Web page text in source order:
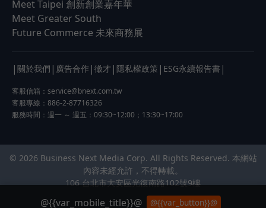
Meet Taipei 創新創業嘉年華
Meet Greater South
Future Commerce 未來商務展
| 關於我們 | 廣告合作 | 徵才 | 隱私權政策 | ESG永續報告書 |
客服信箱： service@bnext.com.tw
客服專線：886-2-87716326
服務時間：週一 ～ 週五：09:30~12:00；13:30~17:00
© 2026 Business Next Media Corp. All Rights Reserved. 本網站
內容未經允許，不得轉載。
106 台北市大安區光復南路102號9樓
@{{var_mobile_title}}@ @{{var_button}}@